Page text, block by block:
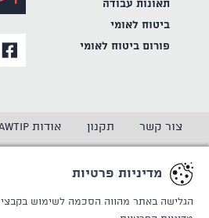
תאונות עבודה
ביטוח לאומי
פורום ביטוח לאומי
צור קשר תקנון אודות LAWTIP
מדיניות פרטיות
הגלישה באתר מהווה הסכמה לשימוש בקבצי Cookie